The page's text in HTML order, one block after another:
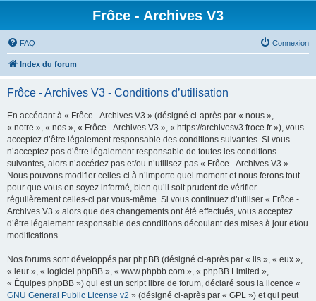
Frôce - Archives V3
FAQ Connexion
Index du forum
Frôce - Archives V3 - Conditions d’utilisation
En accédant à « Frôce - Archives V3 » (désigné ci-après par « nous »,
« notre », « nos », « Frôce - Archives V3 », « https://archivesv3.froce.fr »), vous
acceptez d’être légalement responsable des conditions suivantes. Si vous
n’acceptez pas d’être légalement responsable de toutes les conditions
suivantes, alors n’accédez pas et/ou n’utilisez pas « Frôce - Archives V3 ».
Nous pouvons modifier celles-ci à n’importe quel moment et nous ferons tout
pour que vous en soyez informé, bien qu’il soit prudent de vérifier
régulièrement celles-ci par vous-même. Si vous continuez d’utiliser « Frôce -
Archives V3 » alors que des changements ont été effectués, vous acceptez
d’être légalement responsable des conditions découlant des mises à jour et/ou
modifications.
Nos forums sont développés par phpBB (désigné ci-après par « ils », « eux »,
« leur », « logiciel phpBB », « www.phpbb.com », « phpBB Limited »,
« Équipes phpBB ») qui est un script libre de forum, déclaré sous la licence «
GNU General Public License v2 » (désigné ci-après par « GPL ») et qui peut